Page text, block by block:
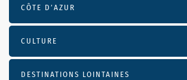
CÔTE D’AZUR
CULTURE
DESTINATIONS LOINTAINES